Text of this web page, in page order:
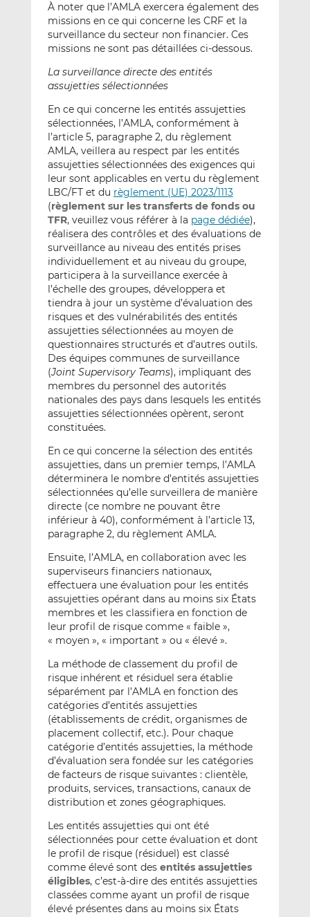
À noter que l’AMLA exercera également des
missions en ce qui concerne les CRF et la
surveillance du secteur non financier. Ces
missions ne sont pas détaillées ci-dessous.
La surveillance directe des entités
assujetties sélectionnées
En ce qui concerne les entités assujetties
sélectionnées, l’AMLA, conformément à
l’article 5, paragraphe 2, du règlement
AMLA, veillera au respect par les entités
assujetties sélectionnées des exigences qui
leur sont applicables en vertu du règlement
LBC/FT et du règlement (UE) 2023/1113
(règlement sur les transferts de fonds ou
TFR, veuillez vous référer à la page dédiée),
réalisera des contrôles et des évaluations de
surveillance au niveau des entités prises
individuellement et au niveau du groupe,
participera à la surveillance exercée à
l’échelle des groupes, développera et
tiendra à jour un système d’évaluation des
risques et des vulnérabilités des entités
assujetties sélectionnées au moyen de
questionnaires structurés et d’autres outils.
Des équipes communes de surveillance
(Joint Supervisory Teams), impliquant des
membres du personnel des autorités
nationales des pays dans lesquels les entités
assujetties sélectionnées opèrent, seront
constituées.
En ce qui concerne la sélection des entités
assujetties, dans un premier temps, l’AMLA
déterminera le nombre d’entités assujetties
sélectionnées qu’elle surveillera de manière
directe (ce nombre ne pouvant être
inférieur à 40), conformément à l’article 13,
paragraphe 2, du règlement AMLA.
Ensuite, l’AMLA, en collaboration avec les
superviseurs financiers nationaux,
effectuera une évaluation pour les entités
assujetties opérant dans au moins six États
membres et les classifiera en fonction de
leur profil de risque comme « faible »,
« moyen », « important » ou « élevé ».
La méthode de classement du profil de
risque inhérent et résiduel sera établie
séparément par l’AMLA en fonction des
catégories d’entités assujetties
(établissements de crédit, organismes de
placement collectif, etc.). Pour chaque
catégorie d’entités assujetties, la méthode
d’évaluation sera fondée sur les catégories
de facteurs de risque suivantes : clientèle,
produits, services, transactions, canaux de
distribution et zones géographiques.
Les entités assujetties qui ont été
sélectionnées pour cette évaluation et dont
le profil de risque (résiduel) est classé
comme élevé sont des entités assujetties
éligibles, c’est-à-dire des entités assujetties
classées comme ayant un profil de risque
élevé présentes dans au moins six États